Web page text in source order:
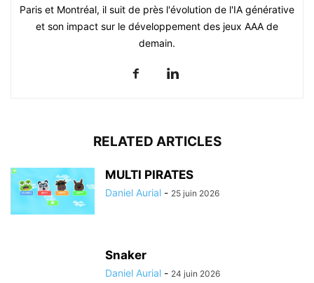
Paris et Montréal, il suit de près l'évolution de l'IA générative
et son impact sur le développement des jeux AAA de
demain.
RELATED ARTICLES
MULTI PIRATES
Daniel Aurial - 25 juin 2026
Snaker
Daniel Aurial - 24 juin 2026